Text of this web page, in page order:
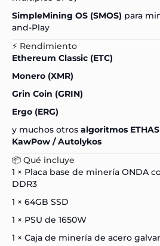
SimpleMining OS (SMOS) para
and-Play
⚡ Rendimiento
Ethereum Classic (ETC)
Monero (XMR)
Grin Coin (GRIN)
Ergo (ERG)
y muchos otros algoritmos
KawPow / Autolykos
📦 Qué incluye
1 × Placa base de minería ONDA
DDR3
1 × 64GB SSD
1 × PSU de 1650W
1 × Caja de minería de acero